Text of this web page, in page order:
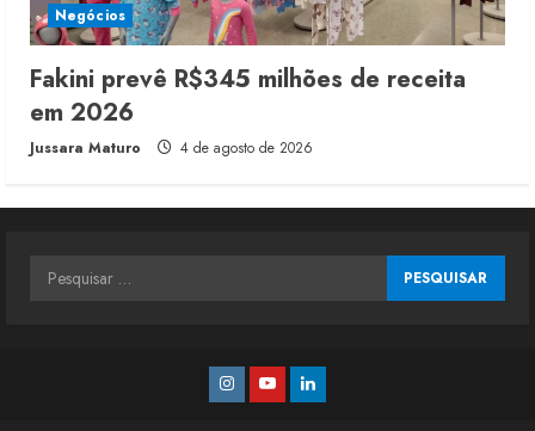
Negócios
Fakini prevê R$345 milhões de receita
em 2026
Jussara Maturo 4 de agosto de 2026
Pesquisar
Instagram
YoutubeLinkedin